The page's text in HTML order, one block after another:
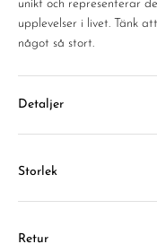
unikt och representerar
upplevelser i livet. Tänk
något så stort.
Detaljer
Storlek
Retur